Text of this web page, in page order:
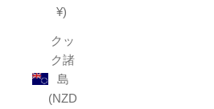
¥)
クッ
ク諸
島
(NZD